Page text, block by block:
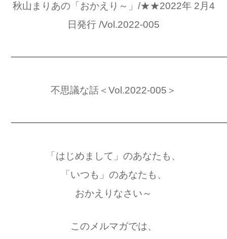
秋山まりあの「おかえり～」/★★2022年 2月4
日発行 /Vol.2022-005
不思議な話＜Vol.2022-005＞
「はじめまして」のあなたも、
「いつも」のあなたも、
おかえりなさい～
このメルマガでは、